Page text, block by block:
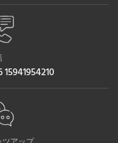
15941954210